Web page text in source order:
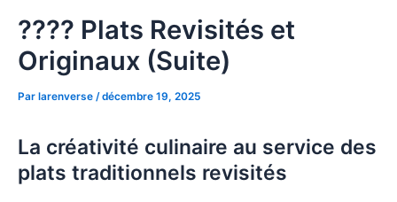
???? Plats Revisités et
Originaux (Suite)
Par larenverse /décembre 19, 2025
La créativité culinaire au service des
plats traditionnels revisités